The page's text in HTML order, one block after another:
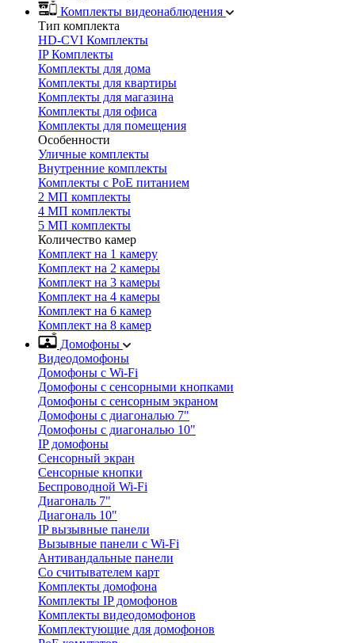
Комплекты видеонаблюдения
Тип комплекта
HD-CVI Комплекты
IP Комплекты
Комплекты для дома
Комплекты для квартиры
Комплекты для магазина
Комплекты для офиса
Комплекты для помещения
Особенности
Уличные комплекты
Внутренние комплекты
Комплекты с PoE питанием
2 МП комплекты
4 МП комплекты
5 МП комплекты
Количество камер
Комплект на 1 камеру
Комплект на 2 камеры
Комплект на 3 камеры
Комплект на 4 камеры
Комплект на 6 камер
Комплект на 8 камер
Домофоны
Видеодомофоны
Домофоны с Wi-Fi
Домофоны с сенсорными кнопками
Домофоны с сенсорным экраном
Домофоны с диагональю 7"
Домофоны с диагональю 10"
IP домофоны
Сенсорный экран
Сенсорные кнопки
Беспроводной Wi-Fi
Диагональ 7"
Диагональ 10"
IP вызывные панели
Вызывные панели с Wi-Fi
Антивандальные панели
Со считывателем карт
Комплекты домофона
Комплекты IP домофонов
Комплекты видеодомофонов
Комплектующие для домофонов